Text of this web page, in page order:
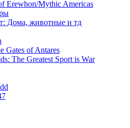
Erewhon/Mythic Americas
Дома, животные и тд
Gates of Antares
The Greatest Sport is War